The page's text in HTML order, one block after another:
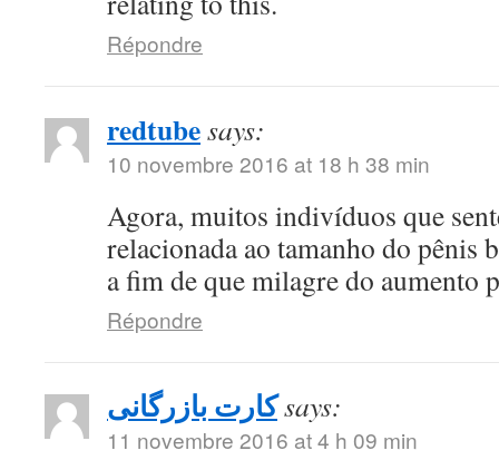
Répondre
redtubesays:
10 novembre 2016 at 18 h 38 min
Agora, muitos indivíduos que
relacionada ao tamanho do pênis
a fim de que milagre do aumento
Répondre
کارت بازرگانیsays:
11 novembre 2016 at 4 h 09 min